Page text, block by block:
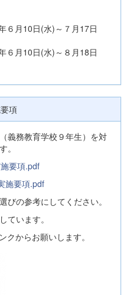
月10日(水)～７月17日
月10日(水)～８月18日
項
義務教育学校９年生）を対
。
要項.pdf
施要項.pdf
びの参考にしてください。
ています。
クからお願いします。